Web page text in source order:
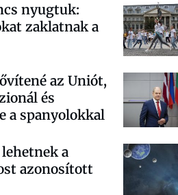
nyugtuk:
zaklatnak a
az Uniót,
és
a spanyolokkal
a
azonosított